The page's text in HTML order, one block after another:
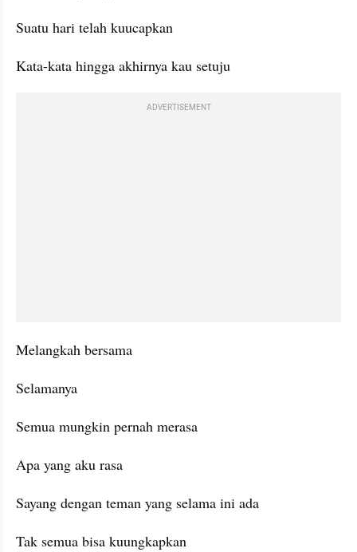
Suatu hari telah kuucapkan
Kata-kata hingga akhirnya kau setuju
ADVERTISEMENT
Melangkah bersama
Selamanya
Semua mungkin pernah merasa
Apa yang aku rasa
Sayang dengan teman yang selama ini ada
Tak semua bisa kuungkapkan